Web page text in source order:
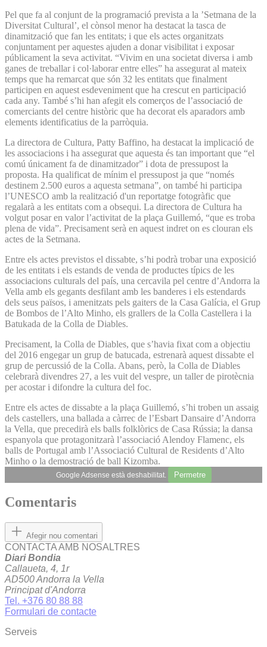
Pel que fa al conjunt de la programació prevista a la ’Setmana de la
Diversitat Cultural’, el cònsol menor ha destacat la tasca de
dinamització que fan les entitats; i que els actes organitzats
conjuntament per aquestes ajuden a donar visibilitat i exposar
públicament la seva activitat. “Vivim en una societat diversa i amb
ganes de treballar i col·laborar entre elles” ha assegurat al mateix
temps que ha remarcat que són 32 les entitats que finalment
participen en aquest esdeveniment que ha crescut en participació
cada any. També s’hi han afegit els comerços de l’associació de
comerciants del centre històric que ha decorat els aparadors amb
elements identificatius de la parròquia.
La directora de Cultura, Patty Baffino, ha destacat la implicació de
les associacions i ha assegurat que aquesta és tan important que “el
comú únicament fa de dinamitzador” i dota de pressupost la
proposta. Ha qualificat de mínim el pressupost ja que “només
destinem 2.500 euros a aquesta setmana”, on també hi participa
l’UNESCO amb la realització d'un reportatge fotogràfic que
regalarà a les entitats com a obsequi. La directora de Cultura ha
volgut posar en valor l’activitat de la plaça Guillemó, “que es troba
plena de vida”. Precisament serà en aquest indret on es clouran els
actes de la Setmana.
Entre els actes previstos el dissabte, s’hi podrà trobar una exposició
de les entitats i els estands de venda de productes típics de les
associacions culturals del país, una cercavila pel centre d’Andorra la
Vella amb els gegants desfilant amb les banderes i els estendards
dels seus països, i amenitzats pels gaiters de la Casa Galícia, el Grup
de Bombos de l’Alto Minho, els grallers de la Colla Castellera i la
Batukada de la Colla de Diables.
Precisament, la Colla de Diables, que s’havia fixat com a objectiu
del 2016 engegar un grup de batucada, estrenarà aquest dissabte el
grup de percussió de la Colla. Abans, però, la Colla de Diables
celebrarà divendres 27, a les vuit del vespre, un taller de pirotècnia
per acostar i difondre la cultura del foc.
Entre els actes de dissabte a la plaça Guillemó, s’hi troben un assaig
dels castellers, una ballada a càrrec de l’Esbart Dansaire d’Andorra
la Vella, que precedirà els balls folklòrics de Casa Rússia; la dansa
espanyola que protagonitzarà l’associació Alendoy Flamenc, els
balls de Portugal amb l’Associació Cultural de Residents d’Alto
Minho o la demostració de ball Kizomba.
Google Adsense està deshabilitat. Permetre
Comentaris
Afegir nou comentari
CONTACTA AMB NOSALTRES
Diari Bondia
Callaueta, 4, 1r
AD500 Andorra la Vella
Principat d'Andorra
Tel. +376 80 88 88
Formulari de contacte
Serveis